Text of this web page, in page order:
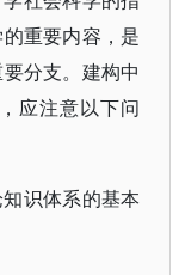
重要内容，是
分支。建构中
应注意以下问
识体系的基本